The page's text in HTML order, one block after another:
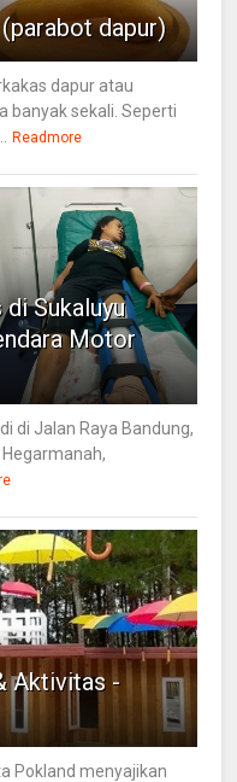
dapur)
dapur atau
banyak sekali. Seperti
Readmore
Sukaluyu
Motor
di Jalan Raya Bandung,
Aktivitas -
Pokland menyajikan